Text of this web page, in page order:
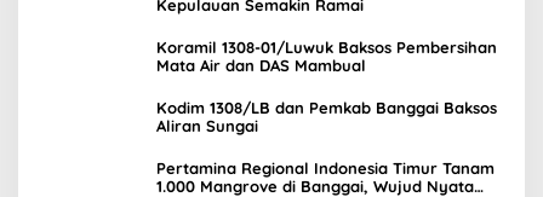
Kepulauan Semakin Ramai
Koramil 1308-01/Luwuk Baksos Pembersihan
Mata Air dan DAS Mambual
Kodim 1308/LB dan Pemkab Banggai Baksos
Aliran Sungai
Pertamina Regional Indonesia Timur Tanam
1.000 Mangrove di Banggai, Wujud Nyata